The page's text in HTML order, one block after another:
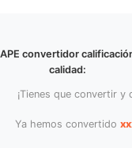
APE convertidor
calidad:
¡Tienes que convertir
Ya hemos convertido